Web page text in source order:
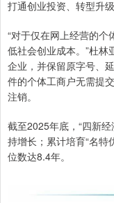
打通创业投资、转型升
“对于仅在网上经营的
低社会创业成本。”杜
企业，并保留原字号、
件的个体工商户无需提
注销。
截至2025年底，“四新
持增长；累计培育“名特
位数达8.4年。